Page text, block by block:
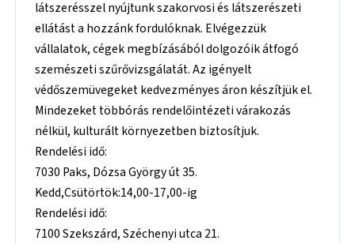
látszerésszel nyújtunk szakorvosi és látszerészeti
ellátást a hozzánk fordulóknak. Elvégezzük
vállalatok, cégek megbízásából dolgozóik átfogó
szemészeti szűrővizsgálatát. Az igényelt
védőszemüvegeket kedvezményes áron készítjük el.
Mindezeket többórás rendelőintézeti várakozás
nélkül, kulturált környezetben biztosítjuk.
Rendelési idő:
7030 Paks, Dózsa György út 35.
Kedd,Csütörtök:14,00-17,00-ig
Rendelési idő:
7100 Szekszárd, Széchenyi utca 21.